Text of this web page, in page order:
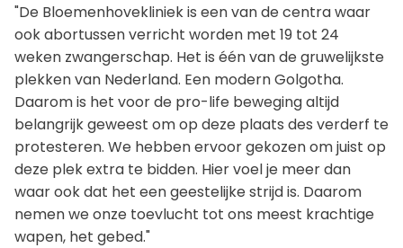
"De Bloemenhovekliniek is een van de centra waar
ook abortussen verricht worden met 19 tot 24
weken zwangerschap. Het is één van de gruwelijkste
plekken van Nederland. Een modern Golgotha.
Daarom is het voor de pro-life beweging altijd
belangrijk geweest om op deze plaats des verderf te
protesteren. We hebben ervoor gekozen om juist op
deze plek extra te bidden. Hier voel je meer dan
waar ook dat het een geestelijke strijd is. Daarom
nemen we onze toevlucht tot ons meest krachtige
wapen, het gebed."